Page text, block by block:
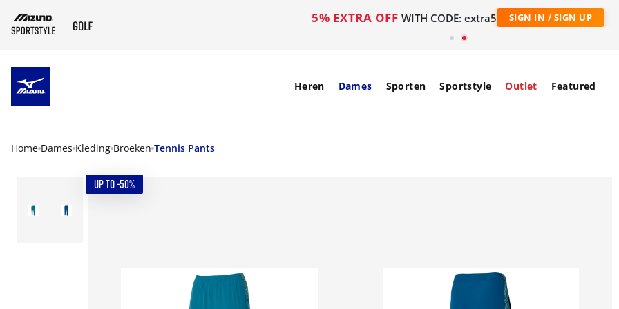
5% EXTRA OFF WITH CODE: extra5 SIGN IN / SIGN UP
Heren Dames Sporten Sportstyle Outlet Featured
Home Dames Kleding Broeken Tennis Pants
UP TO -50%